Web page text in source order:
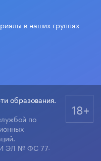
в наших группах
образования.
по
ЭЛ № ФС 77-
18+